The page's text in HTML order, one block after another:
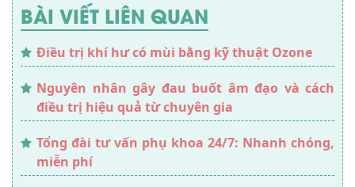
BÀI VIẾT LIÊN QUAN
Điều trị khí hư có mùi bằng kỹ thuật Ozone
Nguyên nhân gây đau buốt âm đạo và cách
điều trị hiệu quả từ chuyên gia
Tổng đài tư vấn phụ khoa 24/7: Nhanh chóng,
miễn phí